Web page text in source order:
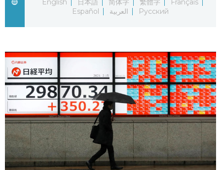
Фото/Видео
Разделы
Блог
Политика
Популярные статьи
Японский язык
Японский калейдоскоп
official SNS
English
日本語 简体字 繁體字
Français
Español
العربية Русский